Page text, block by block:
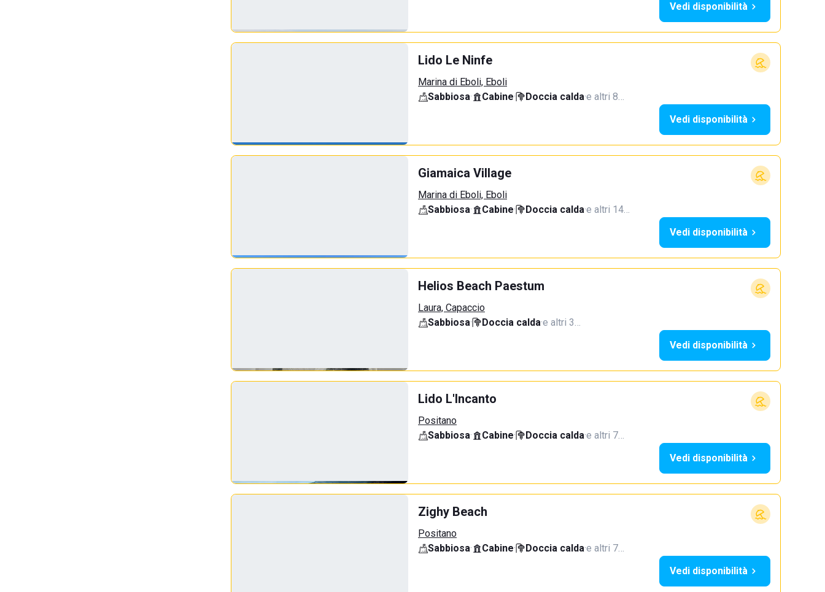
Vedi disponibilità
Lido Le Ninfe
Marina di Eboli, Eboli
Sabbiosa· Cabine· Doccia calda·e altri 8…
Vedi disponibilità
Giamaica Village
Marina di Eboli, Eboli
Sabbiosa· Cabine· Doccia calda·e altri 14…
Vedi disponibilità
Helios Beach Paestum
Laura, Capaccio
Sabbiosa· Doccia calda·e altri 3…
Vedi disponibilità
Lido L'Incanto
Positano
Sabbiosa· Cabine· Doccia calda·e altri 7…
Vedi disponibilità
Zighy Beach
Positano
Sabbiosa· Cabine· Doccia calda·e altri 7…
Vedi disponibilità